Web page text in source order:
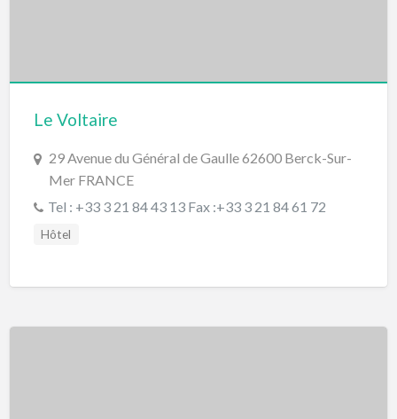
Le Voltaire
29 Avenue du Général de Gaulle 62600 Berck-Sur-
Mer FRANCE
Tel : +33 3 21 84 43 13 Fax :+33 3 21 84 61 72
Hôtel